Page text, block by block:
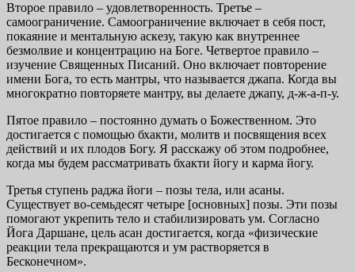
Второе правило – удовлетворенность. Третье –
самоограничение. Самоограничение включает в себя пост,
покаяние и ментальную аскезу, такую как внутреннее
безмолвие и концентрацию на Боге. Четвертое правило –
изучение Священных Писаний. Оно включает повторение
имени Бога, то есть мантры, что называется джапа. Когда вы
многократно повторяете мантру, вы делаете джапу, д-ж-а-п-у.
Пятое правило – постоянно думать о Божественном. Это
достигается с помощью бхакти, молитв и посвящения всех
действий и их плодов Богу. Я расскажу об этом подробнее,
когда мы будем рассматривать бхакти йогу и карма йогу.
Третья ступень раджа йоги – позы тела, или асаны.
Существует во-семьдесят четыре [основных] позы. Эти позы
помогают укрепить тело и стабилизировать ум. Согласно
Йога Даршане, цель асан достигается, когда «физические
реакции тела прекращаются и ум растворяется в
Бесконечном».